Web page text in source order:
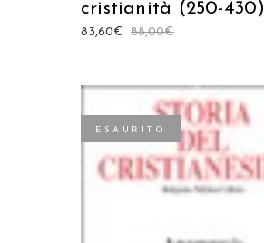
cristianità (250-430)
88,00€
83,60€
ESAURITO